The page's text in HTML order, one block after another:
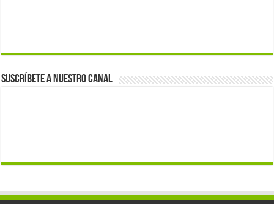
Suscríbete a nuestro canal